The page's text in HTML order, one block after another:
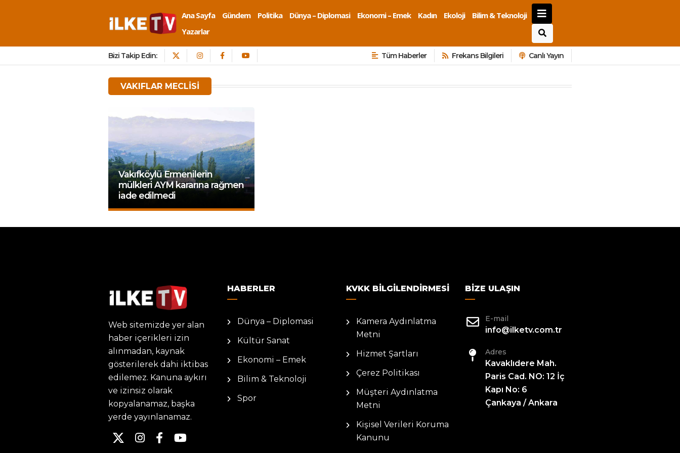
Ana Sayfa Gündem Politika Dünya – Diplomasi Ekonomi – Emek Kadın Ekoloji
Bilim & Teknoloji
Yazarlar
Bizi Takip Edin: Tüm Haberler Frekans Bilgileri Canlı Yayın
VAKIFLAR MECLISI
Vakıfköylü Ermenilerin
mülkleri AYM kararına rağmen
iade edilmedi
Web sitemizde yer alan
haber içerikleri izin
alınmadan, kaynak
gösterilerek dahi iktibas
edilemez. Kanuna aykırı
ve izinsiz olarak
kopyalanamaz, başka
yerde yayınlanamaz.
HABERLER
Dünya – Diplomasi
Kültür Sanat
Ekonomi – Emek
Bilim & Teknoloji
Spor
KVKK BILGILENDIRMESI
Kamera Aydınlatma
Metni
Hizmet Şartları
Çerez Politikası
Müşteri Aydınlatma
Metni
Kişisel Verileri Koruma
Kanunu
BIZE ULAŞIN
E-mail
info@ilketv.com.tr
Adres
Kavaklıdere Mah.
Paris Cad. NO: 12 İç
Kapı No: 6
Çankaya / Ankara